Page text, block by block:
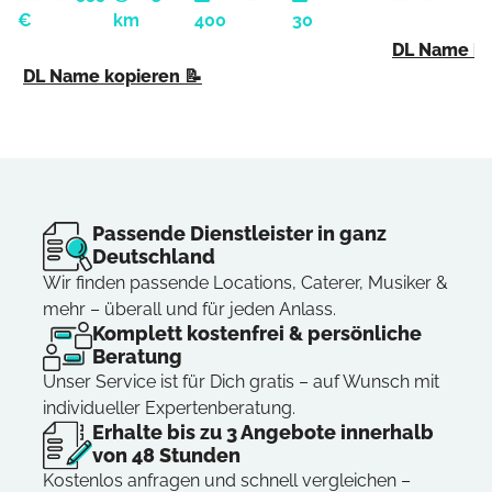
€
km
400
30
DL Name kopieren 📝
DL Name
Passende Dienstleister in ganz
Deutschland
Wir finden passende Locations, Caterer, Musiker &
mehr – überall und für jeden Anlass.
Komplett kostenfrei & persönliche
Beratung
Unser Service ist für Dich gratis – auf Wunsch mit
individueller Expertenberatung.
Erhalte bis zu 3 Angebote innerhalb
von 48 Stunden
Kostenlos anfragen und schnell vergleichen –